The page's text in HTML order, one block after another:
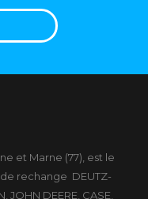
et Marne (77), est le
rechange DEUTZ-
JOHN DEERE, CASE,